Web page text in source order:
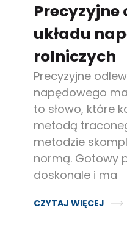
Precyzyjne
układu
rolniczych
Precyzyjne
napędowego
to słowo, które
metodą
metodzie
normą. Gotowy
doskonale i ma
CZYTAJ WIĘCEJ